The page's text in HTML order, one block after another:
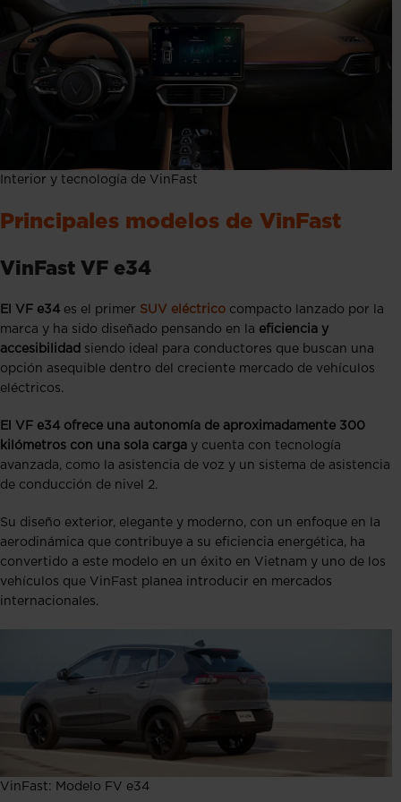
Interior y tecnología de VinFast
Principales modelos de VinFast
VinFast VF e34
El VF e34 es el primer SUV eléctrico compacto lanzado por la
marca y ha sido diseñado pensando en la eficiencia y
accesibilidad siendo ideal para conductores que buscan una
opción asequible dentro del creciente mercado de vehículos
eléctricos.
El VF e34 ofrece una autonomía de aproximadamente 300
kilómetros con una sola carga y cuenta con tecnología
avanzada, como la asistencia de voz y un sistema de asistencia
de conducción de nivel 2.
Su diseño exterior, elegante y moderno, con un enfoque en la
aerodinámica que contribuye a su eficiencia energética, ha
convertido a este modelo en un éxito en Vietnam y uno de los
vehículos que VinFast planea introducir en mercados
internacionales.
VinFast: Modelo FV e34